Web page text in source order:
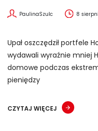
PaulinaSzulc 8
Upał oszczędził portfele
wydawali wyraźnie mniej
domowe podczas
pieniędzy
CZYTAJ WIĘCEJ